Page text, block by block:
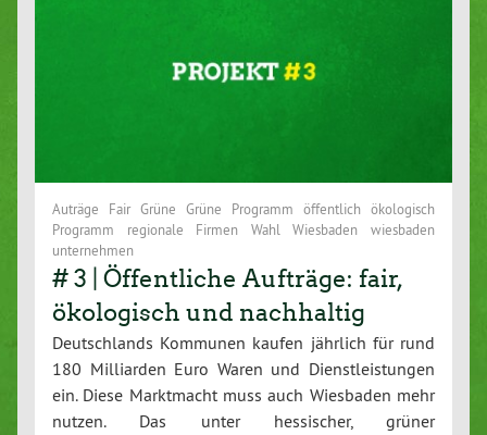
Auträge Fair Grüne Grüne Programm öffentlich ökologisch
Programm regionale Firmen Wahl Wiesbaden wiesbaden
unternehmen
# 3 | Öffentliche Aufträge: fair,
ökologisch und nachhaltig
Deutschlands Kommunen kaufen jährlich für rund
180 Milliarden Euro Waren und Dienstleistungen
ein. Diese Marktmacht muss auch Wiesbaden mehr
nutzen. Das unter hessischer, grüner